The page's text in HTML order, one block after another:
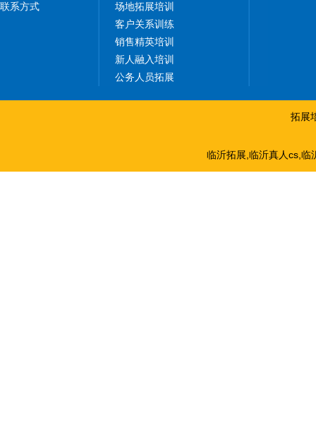
联系方式
场地拓展培训
客户关系训练
销售精英培训
新人融入培训
公务人员拓展
拓展
临沂拓展,临沂真人cs,临